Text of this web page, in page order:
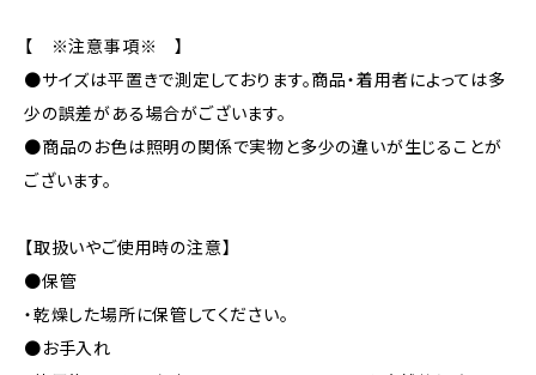
【 ※注意事項※ 】
●サイズは平置きで測定しております。商品・着用者によっては多
少の誤差がある場合がございます。
●商品のお色は照明の関係で実物と多少の違いが生じることが
ございます。
【取扱いやご使用時の注意】
●保管
・乾燥した場所に保管してください。
●お手入れ